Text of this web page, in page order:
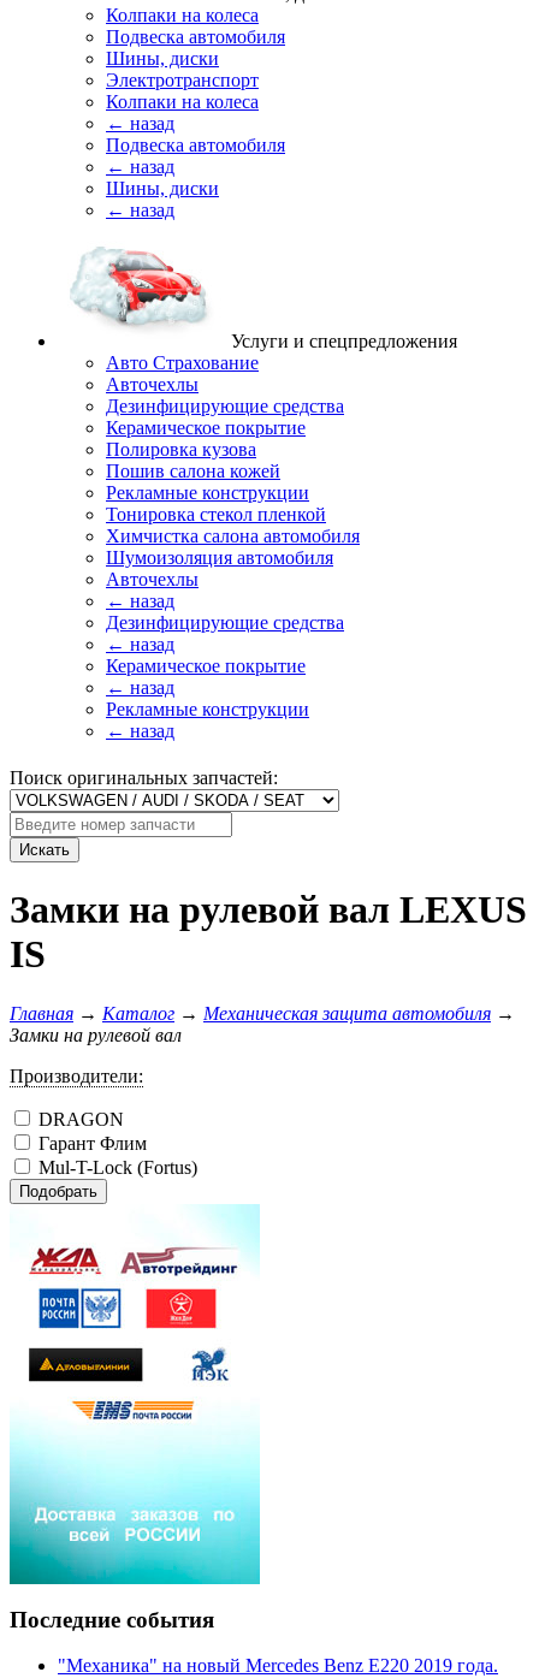
Колпаки на колеса
Подвеска автомобиля
Шины, диски
Электротранспорт
Колпаки на колеса
← назад
Подвеска автомобиля
← назад
Шины, диски
← назад
Услуги и спецпредложения
Авто Страхование
Авточехлы
Дезинфицирующие средства
Керамическое покрытие
Полировка кузова
Пошив салона кожей
Рекламные конструкции
Тонировка стекол пленкой
Химчистка салона автомобиля
Шумоизоляция автомобиля
Авточехлы
← назад
Дезинфицирующие средства
← назад
Керамическое покрытие
← назад
Рекламные конструкции
← назад
Поиск оригинальных запчастей:
Искать
Замки на рулевой вал LEXUS
IS
Главная → Каталог → Механическая защита автомобиля →
Замки на рулевой вал
Производители:
DRAGON
Гарант Флим
Mul-T-Lock (Fortus)
Подобрать
Последние события
"Механика" на новый Mercedes Benz E220 2019 года.